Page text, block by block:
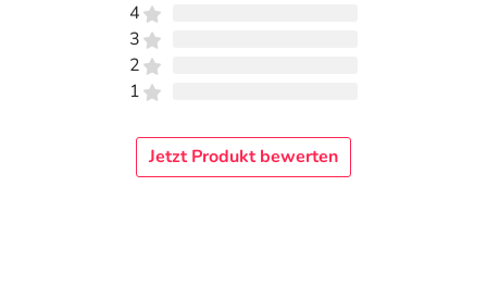
4
3
2
1
Jetzt Produkt bewerten